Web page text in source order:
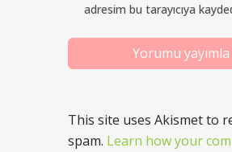
adresim bu tarayıcıya
This site uses Akismet to
spam. Learn how your